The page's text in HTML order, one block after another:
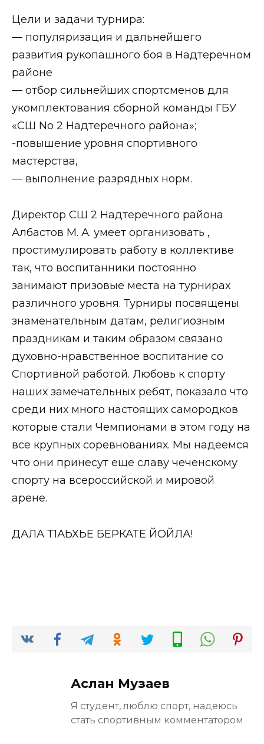
Цели и задачи турнира:
— популяризация и дальнейшего
развития рукопашного боя в Надтеречном
районе
— отбор сильнейших спортсменов для
укомплектования сборной команды ГБУ
«СШ No 2 Надтеречного района»;
-повышение уровня спортивного
мастерства,
— выполнение разрядных норм.
Директор СШ 2 Надтеречного района
Албастов М. А. умеет организовать ,
простимулировать работу в коллективе
так, что воспитанники постоянно
занимают призовые места на турнирах
различного уровня. Турниры посвящены
знаменательным датам, религиозным
праздникам и таким образом связано
духовно-нравственное воспитание со
Спортивной работой. Любовь к спорту
наших замечательных ребят, показало что
среди них много настоящих самородков
которые стали Чемпионами в этом году на
все крупных соревнованиях. Мы надеемся
что они принесут еще славу чеченскому
спорту на всероссийской и мировой
арене.
ДАЛА Т1АЬХЬЕ БЕРКАТЕ ЙОЙЛА!
Аслан Музаев
Я студент, люблю спорт, надеюсь
стать спортивным комментатором